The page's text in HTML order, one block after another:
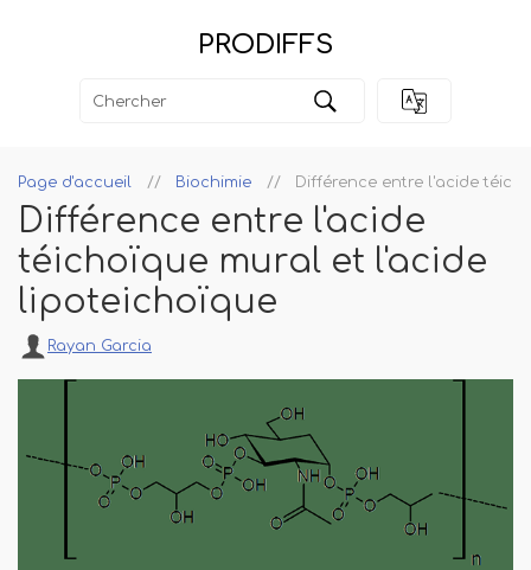
PRODIFFS
Page d'accueil Biochimie Différence entre l'acide
Différence entre l'acide
téichoïque mural et l'acide
lipoteichoïque
Rayan Garcia